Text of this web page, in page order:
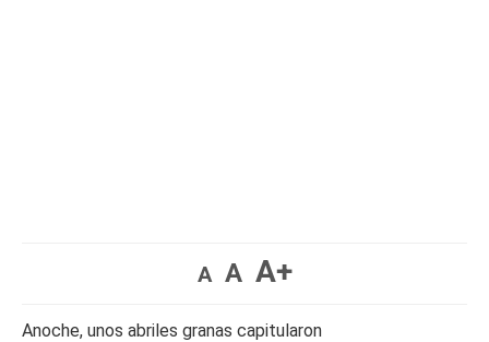
A A A+
Anoche, unos abriles granas capitularon